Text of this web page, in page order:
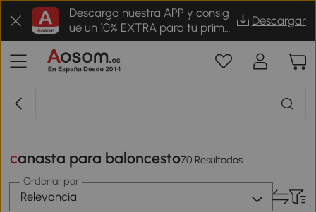
Descarga nuestra APP y consig
ue un 10% EXTRA para tu prime
r pedido
Descargar
canasta para baloncesto70 Resultados
Ordenar por
Relevancia